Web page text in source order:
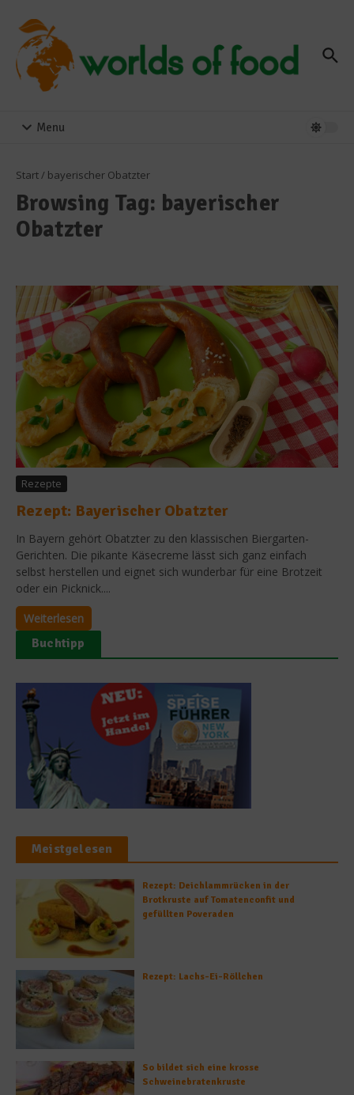
Menu
Start/ bayerischer Obatzter
Browsing Tag: bayerischer
Obatzter
Rezepte
Rezept: Bayerischer Obatzter
In Bayern gehört Obatzter zu den klassischen Biergarten-
Gerichten. Die pikante Käsecreme lässt sich ganz einfach
selbst herstellen und eignet sich wunderbar für eine Brotzeit
oder ein Picknick....
Weiterlesen
Buchtipp
Meistgelesen
Rezept: Deichlammrücken in der
Brotkruste auf Tomatenconfit und
gefüllten Poveraden
Rezept: Lachs-Ei-Röllchen
So bildet sich eine krosse
Schweinebratenkruste